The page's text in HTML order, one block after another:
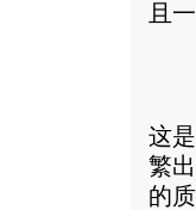
且
主
这
繁
的